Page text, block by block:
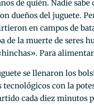
de quién. Nadie sabe
dueños del juguete.
en campos de
de la muerte de seres
Para
se llenaron los
con la
cada diez minutos